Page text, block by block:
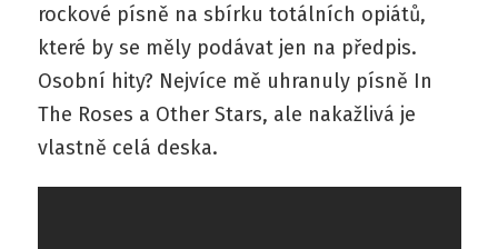
rockové písně na sbírku totálních opiátů,
které by se měly podávat jen na předpis.
Osobní hity? Nejvíce mě uhranuly písně In
The Roses a Other Stars, ale nakažlivá je
vlastně celá deska.